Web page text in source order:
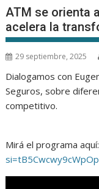
ATM se orienta
acelera la
29 septiembre, 2025
Dialogamos con
Seguros, sobre
competitivo.
Mirá el programa